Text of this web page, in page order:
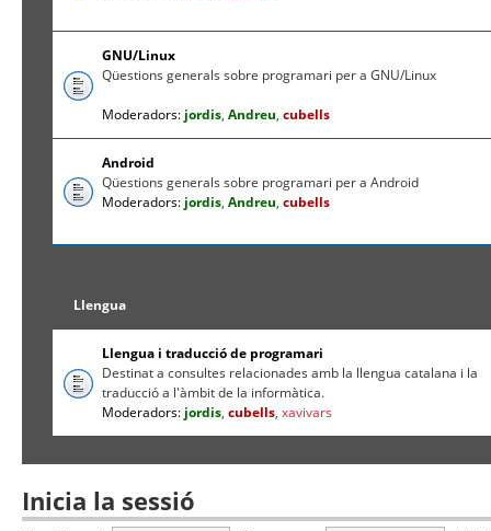
GNU/Linux
Qüestions generals sobre programari per a GNU/Linux
Moderadors: jordis,Andreu,cubells
Android
Qüestions generals sobre programari per a Android
Moderadors: jordis,Andreu,cubells
Llengua
Llengua i traducció de programari
Destinat a consultes relacionades amb la llengua catalana i la
traducció a l'àmbit de la informàtica.
Moderadors: jordis,cubells,xavivars
Inicia la sessió